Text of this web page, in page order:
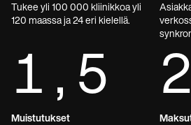
Tukee yli 100 000 kliinikkoa yli
120 maassa ja 24 eri kielellä.
1,5
Muistutukset